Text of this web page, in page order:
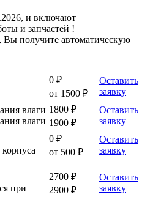
и включают
и запчастей !
Вы получите автоматическую
0 ₽
от 1500 ₽
Оставить
заявку
влаги
влаги
1800 ₽
1900 ₽
Оставить
заявку
0 ₽
от 500 ₽
Оставить
заявку
при
2700 ₽
2900 ₽
Оставить
заявку